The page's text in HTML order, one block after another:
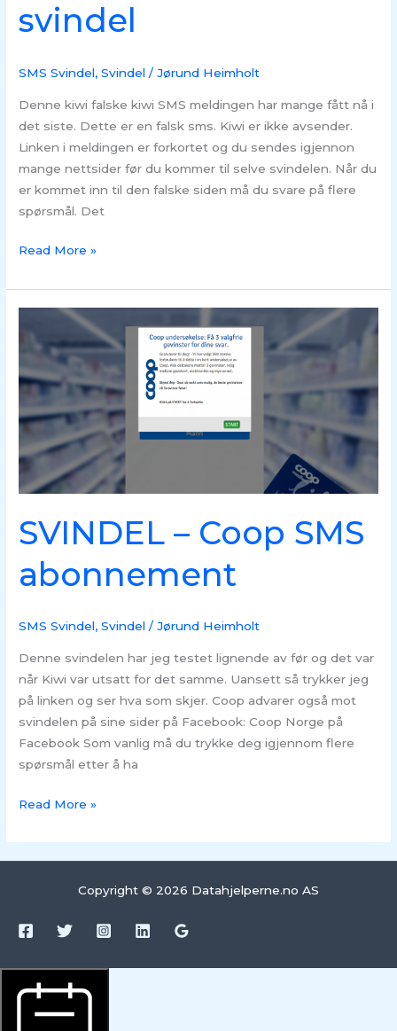
svindel
SMS Svindel,Svindel /Jørund Heimholt
Denne kiwi falske kiwi SMS meldingen har mange fått nå i
det siste. Dette er en falsk sms. Kiwi er ikke avsender.
Linken i meldingen er forkortet og du sendes igjennon
mange nettsider før du kommer til selve svindelen. Når du
er kommet inn til den falske siden må du svare på flere
spørsmål. Det
Read More »
SVINDEL – Coop SMS
abonnement
SMS Svindel,Svindel /Jørund Heimholt
Denne svindelen har jeg testet lignende av før og det var
når Kiwi var utsatt for det samme. Uansett så trykker jeg
på linken og ser hva som skjer. Coop advarer også mot
svindelen på sine sider på Facebook: Coop Norge på
Facebook Som vanlig må du trykke deg igjennom flere
spørsmål etter å ha
SVINDEL
Coop
SMS
abonnement
Read More »
Copyright © 2026 Datahjelperne.no AS